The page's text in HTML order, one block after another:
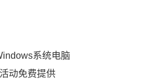
系统电脑
动免费提供